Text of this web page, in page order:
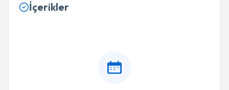
İçerikler